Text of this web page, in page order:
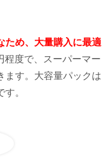
ため、大量購入に最適
程度で、スーパーマー
ます。大容量パックは
。